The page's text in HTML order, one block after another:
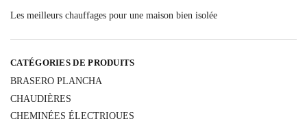
Les meilleurs chauffages pour une maison bien isolée
CATÉGORIES DE PRODUITS
BRASERO PLANCHA
CHAUDIÈRES
CHEMINÉES ÉLECTRIQUES